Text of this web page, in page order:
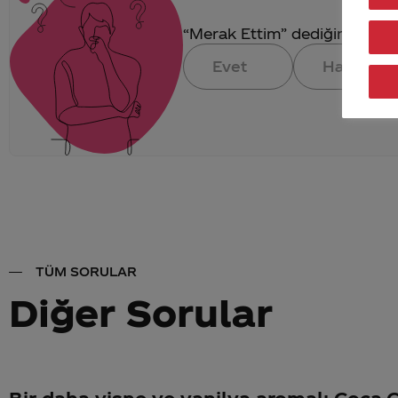
“Merak Ettim” dediğin
Evet
Hayır
TÜM SORULAR
Diğer Sorular